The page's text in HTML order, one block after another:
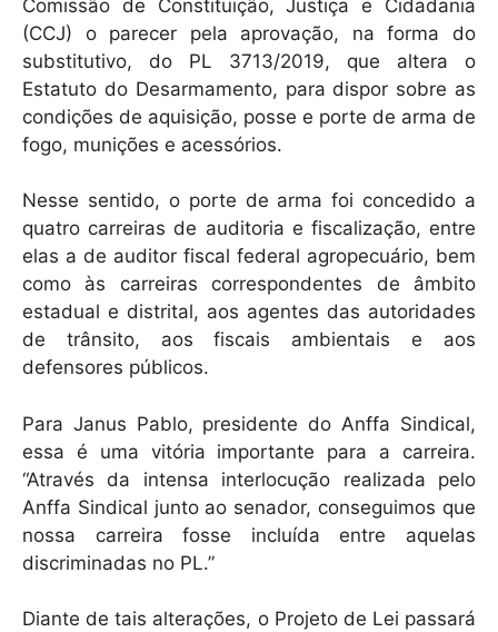
A
p
p
b
o
o
k
Comissão de Constituição, Justiça e Cidadania
(CCJ) o parecer pela aprovação, na forma do
substitutivo, do PL 3713/2019, que altera o
Estatuto do Desarmamento, para dispor sobre as
condições de aquisição, posse e porte de arma de
fogo, munições e acessórios.
Nesse sentido, o porte de arma foi concedido a
quatro carreiras de auditoria e fiscalização, entre
elas a de auditor fiscal federal agropecuário, bem
como às carreiras correspondentes de âmbito
estadual e distrital, aos agentes das autoridades
de trânsito, aos fiscais ambientais e aos
defensores públicos.
Para Janus Pablo, presidente do Anffa Sindical,
essa é uma vitória importante para a carreira.
“Através da intensa interlocução realizada pelo
Anffa Sindical junto ao senador, conseguimos que
nossa carreira fosse incluída entre aquelas
discriminadas no PL.”
Diante de tais alterações, o Projeto de Lei passará